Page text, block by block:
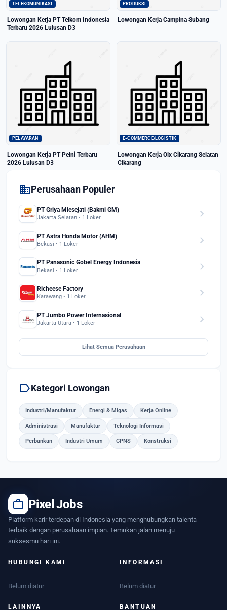
TELEKOMUNIKASI
Lowongan Kerja PT Telkom Indonesia
Terbaru 2026 Lulusan D3
PRODUKSI
Lowongan Kerja Campina Subang
PELAYARAN
Lowongan Kerja PT Pelni Terbaru
2026 Lulusan D3
E-COMMERCE/LOGISTIK
Lowongan Kerja Olx Cikarang Selatan
Cikarang
domainPerusahaan Populer
PT Griya Miesejati (Bakmi GM)
Jakarta Selatan • 1 Loker chevron_right
PT Astra Honda Motor (AHM)
Bekasi • 1 Loker chevron_right
PT Panasonic Gobel Energy Indonesia
Bekasi • 1 Loker chevron_right
Richeese Factory
Karawang • 1 Loker chevron_right
PT Jumbo Power Internasional
Jakarta Utara • 1 Loker chevron_right
Lihat Semua Perusahaan
labelKategori Lowongan
Industri/Manufaktur Energi & Migas Kerja Online
Administrasi Manufaktur Teknologi Informasi
Perbankan Industri Umum CPNS Konstruksi
work Pixel Jobs
Platform karir terdepan di Indonesia yang menghubungkan talenta
terbaik dengan perusahaan impian. Temukan jalan menuju
suksesmu hari ini.
HUBUNGI KAMI
Belum diatur
INFORMASI
Belum diatur
LAINNYA BANTUAN